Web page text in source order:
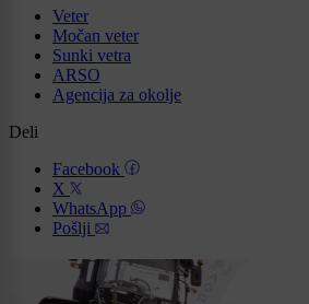
Veter
Močan veter
Sunki vetra
ARSO
Agencija za okolje
Deli
Facebook
X
WhatsApp
Pošlji